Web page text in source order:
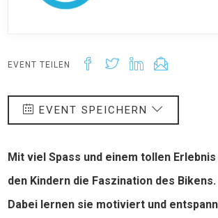
EVENT TEILEN
EVENT SPEICHERN
Mit viel Spass und einem tollen
den Kindern die Faszination des Bikens.
Dabei lernen sie motiviert und